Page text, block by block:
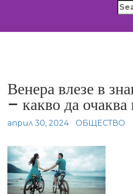
for:
Венера влезе в
– какво да очаква
април 30, 2024 ОБЩЕСТВО